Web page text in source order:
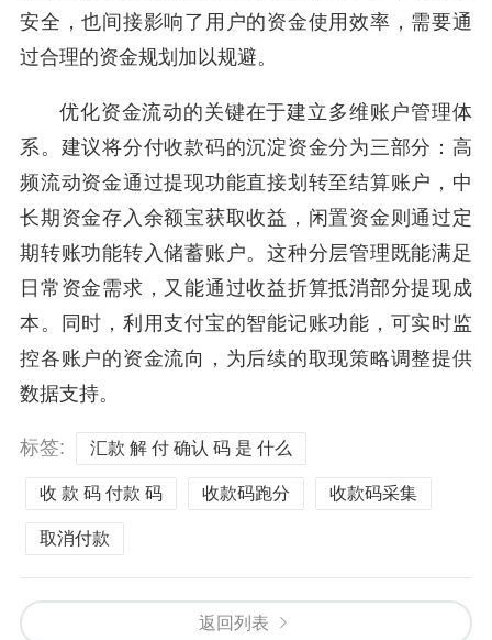
安全，也间接影响了用户的资金使用效率，需要通
过合理的资金规划加以规避。
优化资金流动的关键在于建立多维账户管理体
系。建议将分付收款码的沉淀资金分为三部分：高
频流动资金通过提现功能直接划转至结算账户，中
长期资金存入余额宝获取收益，闲置资金则通过定
期转账功能转入储蓄账户。这种分层管理既能满足
日常资金需求，又能通过收益折算抵消部分提现成
本。同时，利用支付宝的智能记账功能，可实时监
控各账户的资金流向，为后续的取现策略调整提供
数据支持。
标签: 汇款 解 付 确认 码 是 什么
收 款 码 付款 码 收款码跑分 收款码采集
取消付款
返回列表